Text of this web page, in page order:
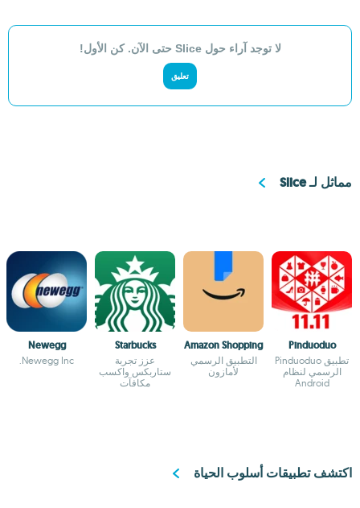
لا توجد آراء حول Slice حتى الآن. كن الأول!
تعليق
مماثل لـ Slice
Pinduoduo
تطبيق Pinduoduo
الرسمي لنظام
Android
Amazon Shopping
التطبيق الرسمي
لأمازون
Starbucks
عزز تجربة
ستاربكس واكسب
مكافآت
Newegg
Newegg Inc.
اكتشف تطبيقات أسلوب الحياة